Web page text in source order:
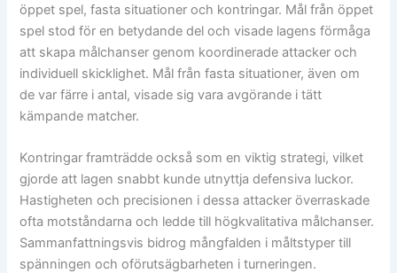
öppet spel, fasta situationer och kontringar. Mål från öppet
spel stod för en betydande del och visade lagens förmåga
att skapa målchanser genom koordinerade attacker och
individuell skicklighet. Mål från fasta situationer, även om
de var färre i antal, visade sig vara avgörande i tätt
kämpande matcher.
Kontringar framträdde också som en viktig strategi, vilket
gjorde att lagen snabbt kunde utnyttja defensiva luckor.
Hastigheten och precisionen i dessa attacker överraskade
ofta motståndarna och ledde till högkvalitativa målchanser.
Sammanfattningsvis bidrog mångfalden i måltstyper till
spänningen och oförutsägbarheten i turneringen.